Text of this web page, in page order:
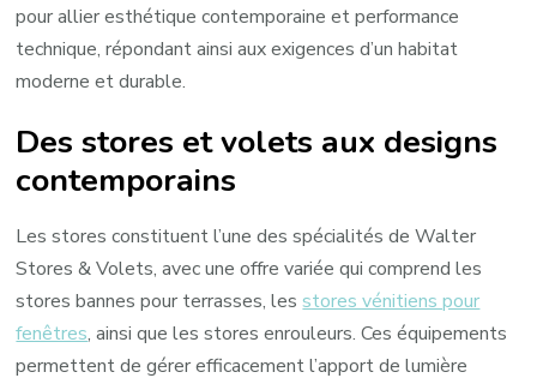
pour allier esthétique contemporaine et performance
technique, répondant ainsi aux exigences d’un habitat
moderne et durable.
Des stores et volets aux designs
contemporains
Les stores constituent l’une des spécialités de Walter
Stores & Volets, avec une offre variée qui comprend les
stores bannes pour terrasses, lesstores vénitiens pour
fenêtres, ainsi que les stores enrouleurs. Ces équipements
permettent de gérer efficacement l’apport de lumière